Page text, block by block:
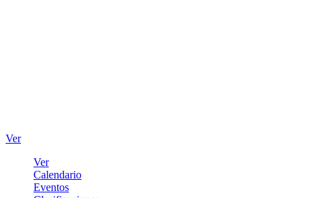
Ver
Ver
Calendario
Eventos